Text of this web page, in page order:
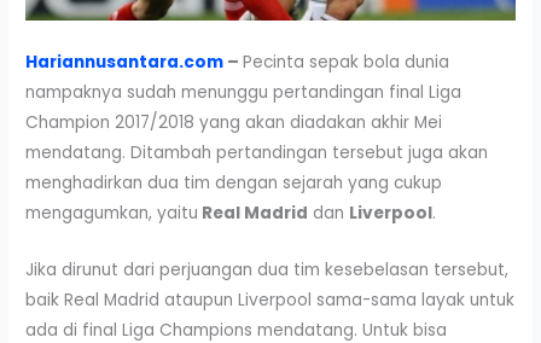
Hariannusantara.com –Pecinta sepak bola dunia
nampaknya sudah menunggu pertandingan final Liga
Champion 2017/2018 yang akan diadakan akhir Mei
mendatang. Ditambah pertandingan tersebut juga akan
menghadirkan dua tim dengan sejarah yang cukup
mengagumkan, yaitu Real Madrid dan Liverpool.
Jika dirunut dari perjuangan dua tim kesebelasan tersebut,
baik Real Madrid ataupun Liverpool sama-sama layak untuk
ada di final Liga Champions mendatang. Untuk bisa